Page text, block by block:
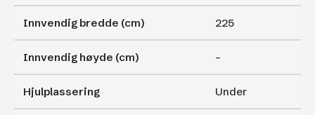
Innvendig bredde (cm) 225
Innvendig høyde (cm) –
Hjulplassering Under